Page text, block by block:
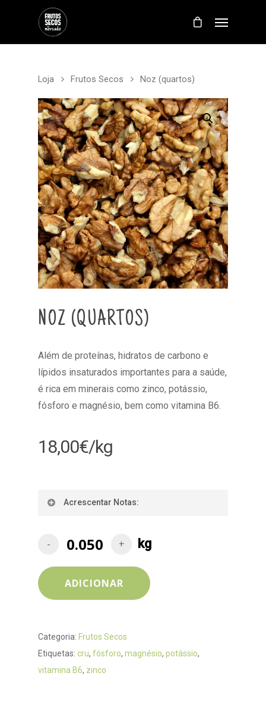
Loja Frutos Secos Noz (quartos)
NOZ (QUARTOS)
Além de proteínas, hidratos de carbono e
lípidos insaturados importantes para a saúde,
é rica em minerais como zinco, potássio,
fósforo e magnésio, bem como vitamina B6.
18,00€/kg
Acrescentar Notas:
ADICIONAR
Categoria: Frutos Secos
Etiquetas: cru, fósforo, magnésio, potássio,
vitamina B6, zinco